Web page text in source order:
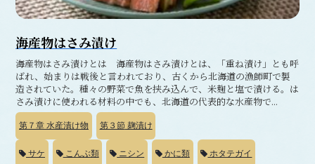
海産物はさみ漬け
海産物はさみ漬けとは 海産物はさみ漬けとは、「重ね漬け」とも呼
ばれ、始まりは戦後と言われており、古くから北海道の漁師町で製
造されていた。種々の野菜で魚を挟み込んで、米麹と塩で漬ける。は
さみ漬けに使われる材料の中でも、北海道の代表的な水産物で...
第７章 水産漬け物 第３節麹漬け
サケ こんぶ類 ニシン かに類 ホタテガイ